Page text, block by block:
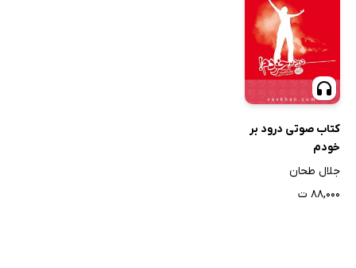
کتاب صوتی درود بر
خودم
جلال طحان
۸۸,۰۰۰ ت